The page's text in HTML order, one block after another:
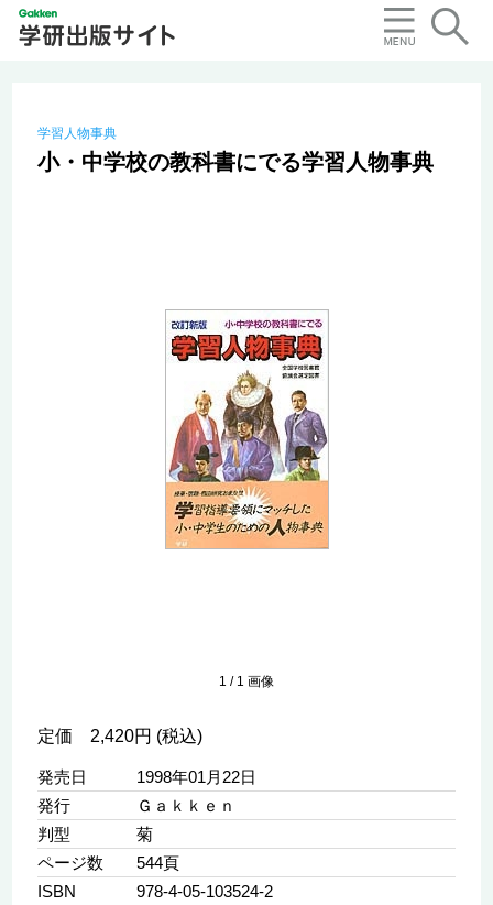
学習人物事典
小・中学校の教科書にでる学習人物事典
1 / 1 画像
定価 2,420円 (税込)
発売日
1998年01月22日
発行
Ｇａｋｋｅｎ
判型
菊
ページ数
544頁
ISBN
978-4-05-103524-2